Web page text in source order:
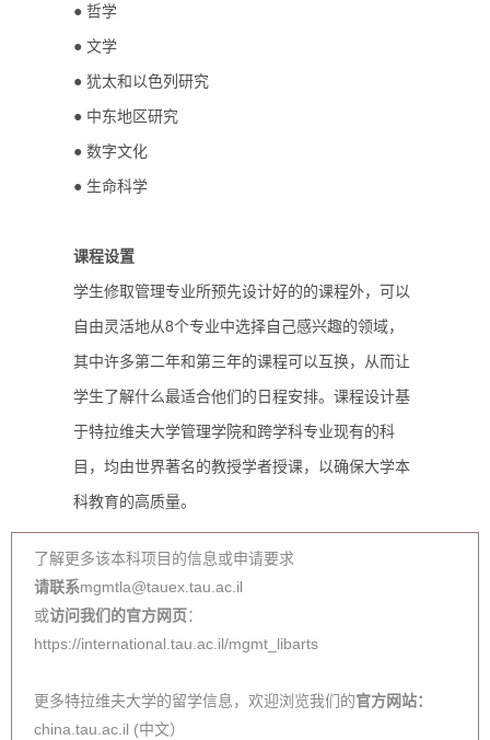
● 哲学
● 文学
● 犹太和以色列研究
● 中东地区研究
● 数字文化
● 生命科学
课程设置
学生修取管理专业所预先设计好的的课程外，可以
自由灵活地从8个专业中选择自己感兴趣的领域，
其中许多第二年和第三年的课程可以互换，从而让
学生了解什么最适合他们的日程安排。课程设计基
于特拉维夫大学管理学院和跨学科专业现有的科
目，均由世界著名的教授学者授课，以确保大学本
科教育的高质量。
了解更多该本科项目的信息或申请要求
请联系mgmtla@tauex.tau.ac.il
或访问我们的官方网页：
https://international.tau.ac.il/mgmt_libarts
更多特拉维夫大学的留学信息，欢迎浏览我们的官方网站：
china.tau.ac.il (中文）